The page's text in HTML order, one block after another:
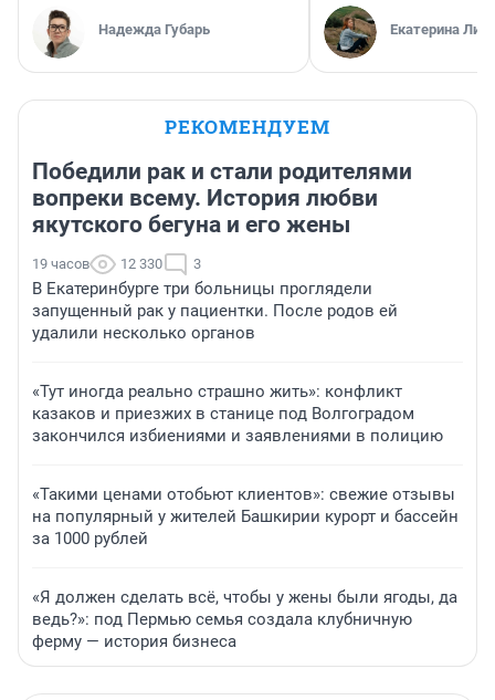
Надежда Губарь Екатерина
РЕКОМЕНДУЕМ
Победили рак и стали родителями
вопреки всему. История любви
якутского бегуна и его жены
19 часов 12 330 3
В Екатеринбурге три больницы проглядели
запущенный рак у пациентки. После родов ей
удалили несколько органов
«Тут иногда реально страшно жить»: конфликт
казаков и приезжих в станице под Волгоградом
закончился избиениями и заявлениями в полицию
«Такими ценами отобьют клиентов»: свежие отзывы
на популярный у жителей Башкирии курорт и бассейн
за 1000 рублей
«Я должен сделать всё, чтобы у жены были ягоды, да
ведь?»: под Пермью семья создала клубничную
ферму — история бизнеса